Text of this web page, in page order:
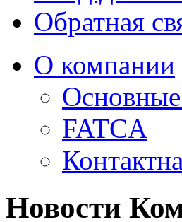
Обратная
О компании
FATCA
Новости